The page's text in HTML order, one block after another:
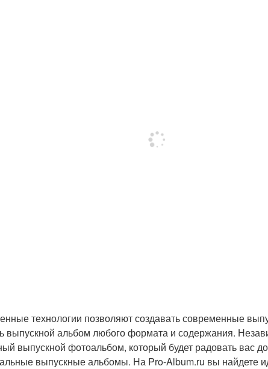
технологии позволяют создавать современные
альбом любого формата и содержания.
выпускной фотоальбом, который будет радовать вас
выпускные альбомы. На Pro-Album.ru вы найдете